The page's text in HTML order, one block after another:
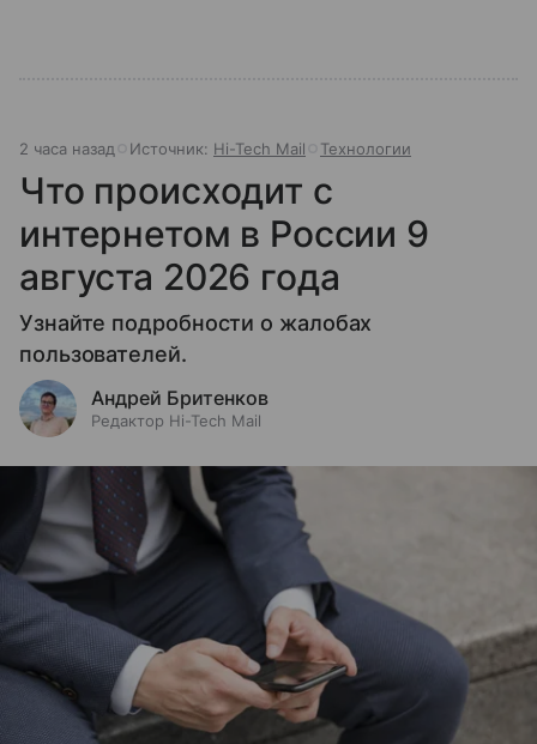
2 часа назад Источник: Hi-Tech Mail Технологии
Что происходит с
интернетом в России 9
августа 2026 года
Узнайте подробности о жалобах
пользователей.
Андрей Бритенков
Редактор Hi-Tech Mail